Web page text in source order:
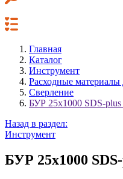
Главная
Каталог
Инструмент
Расходные материалы
Сверление
БУР 25х1000 SDS-
Назад в раздел:
Инструмент
БУР 25х1000